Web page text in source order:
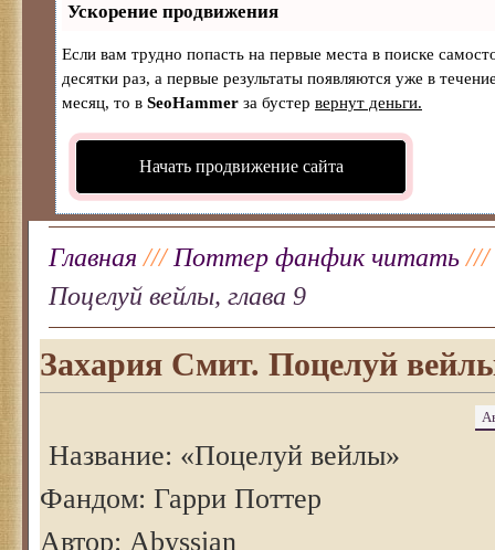
Ускорение продвижения
Если вам трудно попасть на первые места в поиске
десятки раз, а первые результаты появляются уже в
месяц, то в SeoHammer за бустер вернут деньги.
Начать продвижение сайта
Главная /// Поттер фанфик читать///
Поцелуй вейлы, глава 9
Захария Смит. Поцелуй
Название: «Поцелуй вейлы»
Фандом: Гарри Поттер
Автор: Abyssian